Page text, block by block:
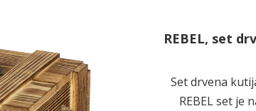
REBEL, set
Set drvena
REBEL set je